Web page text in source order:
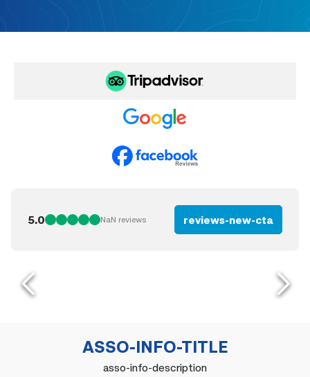
5.0 NaN reviews reviews-new-cta
ASSO-INFO-TITLE
asso-info-description